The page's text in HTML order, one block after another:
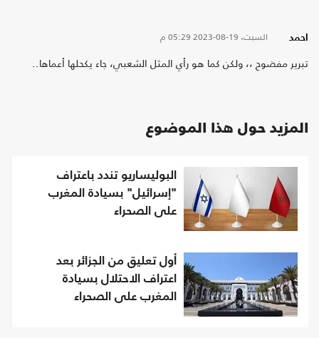
احمد السبت، 19-08-2023 05:29 م
تبرير مفضوح ،، ولكن كما هو رأي المثل الشعبي، جاء يكحلها أعماها..
المزيد حول هذا الموضوع
البوليساريو تندد باعتراف
"إسرائيل" بسيادة المغرب
على الصحراء
أول تعليق من الجزائر بعد
اعتراف الاحتلال بسيادة
المغرب على الصحراء